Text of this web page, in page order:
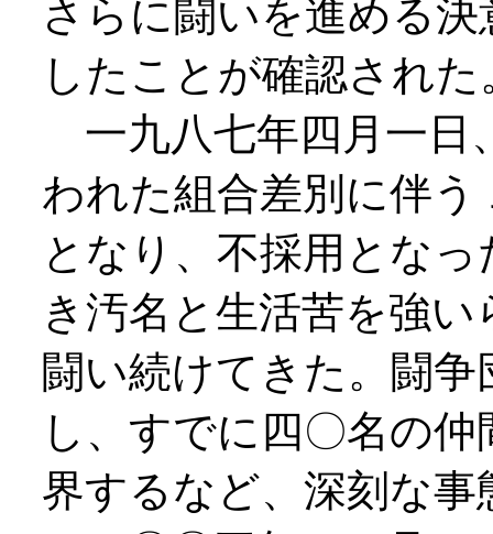
さらに闘いを進める
したことが確認された
一九八七年四月一日
われた組合差別に伴
となり、不採用とな
き汚名と生活苦を強
闘い続けてきた。闘
し、すでに四〇名の
界するなど、深刻な